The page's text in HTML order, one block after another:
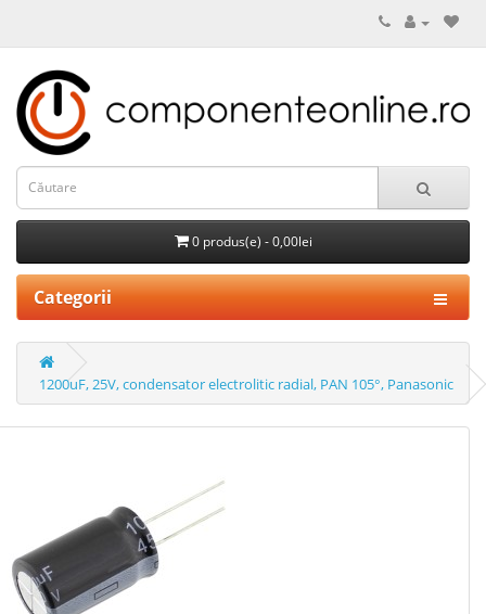
0 produs(e) - 0,00lei
Categorii
1200uF, 25V, condensator electrolitic radial, PAN 105°, Panasonic